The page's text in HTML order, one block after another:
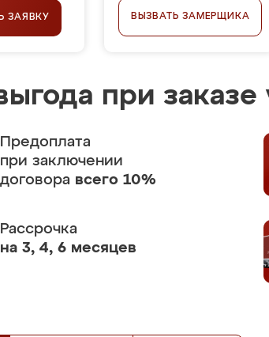
ЗАЯВКУ ВЫЗВАТЬ ЗАМЕРЩИКА
при заказе
Предоплата
при заключении
договора всего 10%
Рассрочка
на 3, 4, 6 месяцев